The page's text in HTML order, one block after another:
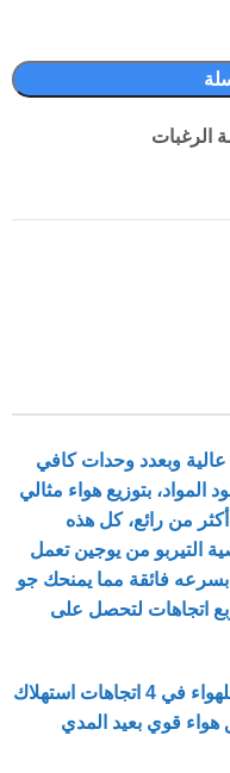
الرغبات
وبعدد وحدات كافي
بتوزيع هواء مثالي
من رائع، كل هذه
التيربو من يوجين تعمل
فائقة مما يمنحك جو
اتجاهات لتحصل على
تدفق هواء بعيد المدي مع توزيع مثالي للهواء في 4 اتجاهات استهلاك
هواء قوي بعيد المدي